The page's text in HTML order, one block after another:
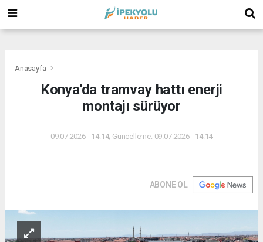
Anasayfa
Konya'da tramvay hattı enerji
montajı sürüyor
09.07.2026 - 14:14, Güncelleme: 09.07.2026 - 14:14
ABONE OL